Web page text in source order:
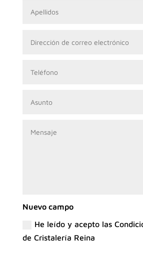
Nuevo campo
He leído y acepto las
de Cristalería Reina